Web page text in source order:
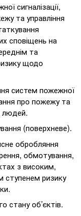
сигналізації,
та управління
сповіщень на
та
щодо
систем пожежної
про пожежу та
людей.
(поверхневе).
обробляння
обмотування,
з високим,
ступенем ризику
стану об’єктів.